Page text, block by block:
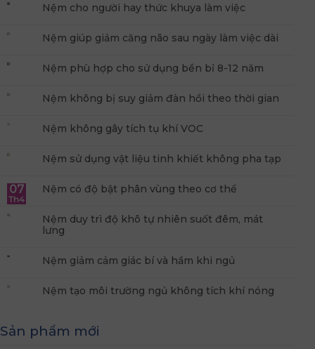
Nệm cho người hay thức khuya làm việc
Nệm giúp giảm căng não sau ngày làm việc dài
Nệm phù hợp cho sử dụng bền bỉ 8-12 năm
Nệm không bị suy giảm đàn hồi theo thời gian
Nệm không gây tích tụ khí VOC
Nệm sử dụng vật liệu tinh khiết không pha tạp
07
Th4
Nệm có độ bật phân vùng theo cơ thể
Nệm duy trì độ khô tự nhiên suốt đêm, mát
lưng
Nệm giảm cảm giác bí và hầm khi ngủ
Nệm tạo môi trường ngủ không tích khí nóng
Sản phẩm mới